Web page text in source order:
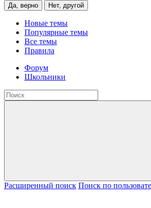
Да, верно Нет, другой
Новые темы
Популярные темы
Все темы
Правила
Форум
Школьники
Расширенный поиск Поиск по